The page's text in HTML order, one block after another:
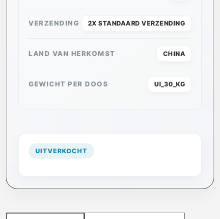
VERZENDING 2X STANDAARD VERZENDING
LAND VAN HERKOMST CHINA
GEWICHT PER DOOS UI_30_KG
UITVERKOCHT